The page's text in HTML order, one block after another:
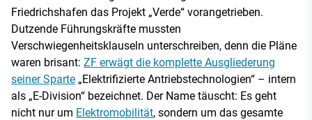
Friedrichshafen das Projekt „Verde“ vorangetrieben.
Dutzende Führungskräfte mussten
Verschwiegenheitsklauseln unterschreiben, denn die Pläne
waren brisant: ZF erwägt die komplette Ausgliederung
seiner Sparte „Elektrifizierte Antriebstechnologien“ – intern
als „E-Division“ bezeichnet. Der Name täuscht: Es geht
nicht nur um Elektromobilität, sondern um das gesamte